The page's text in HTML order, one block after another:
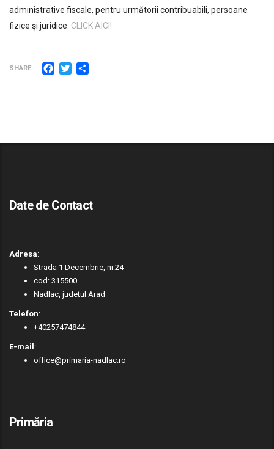
administrative fiscale, pentru următorii contribuabili, persoane
fizice şi juridice: CLICK AICI!
SHARE Facebook
Twitter
Date de Contact
Adresa:
Strada 1 Decembrie, nr.24
cod: 315500
Nadlac, judetul Arad
Telefon:
+40257474844
E-mail:
office@primaria-nadlac.ro
Primăria